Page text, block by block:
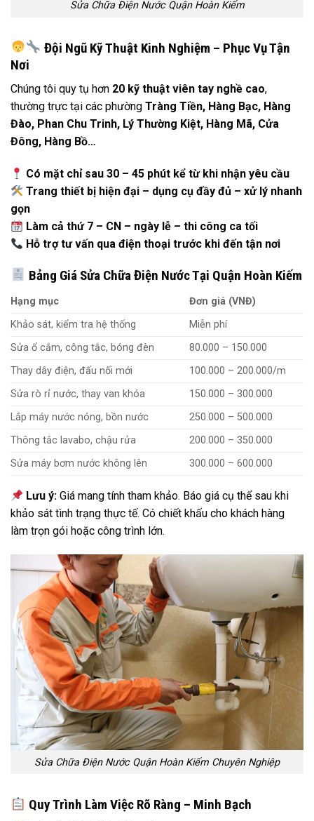
Sửa Chữa Điện Nước Quận Hoàn Kiếm
Đội Ngũ Kỹ Thuật Kinh Nghiệm – Phục Vụ Tận
Nơi
Chúng tôi quy tụ hơn 20 kỹ thuật viên tay nghề cao,
thường trực tại các phường Tràng Tiền, Hàng Bạc, Hàng
Đào, Phan Chu Trinh, Lý Thường Kiệt, Hàng Mã, Cửa
Đông, Hàng Bồ…
Có mặt chỉ sau 30 – 45 phút kể từ khi nhận yêu cầu
Trang thiết bị hiện đại – dụng cụ đầy đủ – xử lý nhanh
gọn
Làm cả thứ 7 – CN – ngày lễ – thi công ca tối
Hỗ trợ tư vấn qua điện thoại trước khi đến tận nơi
Bảng Giá Sửa Chữa Điện Nước Tại Quận Hoàn Kiếm
Hạng mục
Đơn giá (VNĐ)
Khảo sát, kiểm tra hệ thống
Miễn phí
Sửa ổ cắm, công tắc, bóng đèn
80.000 – 150.000
Thay dây điện, đấu nối mới
100.000 – 200.000/m
Sửa rò rỉ nước, thay van khóa
150.000 – 300.000
Lắp máy nước nóng, bồn nước
250.000 – 500.000
Thông tắc lavabo, chậu rửa
200.000 – 350.000
Sửa máy bơm nước không lên
300.000 – 600.000
Lưu ý: Giá mang tính tham khảo. Báo giá cụ thể sau khi
khảo sát tình trạng thực tế. Có chiết khấu cho khách hàng
làm trọn gói hoặc công trình lớn.
Sửa Chữa Điện Nước Quận Hoàn Kiếm Chuyên Nghiệp
Quy Trình Làm Việc Rõ Ràng – Minh Bạch